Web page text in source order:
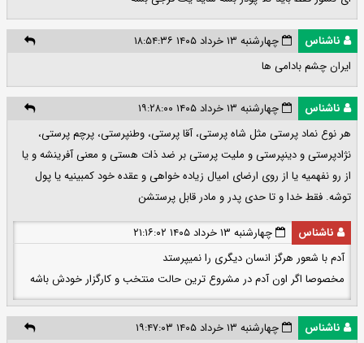
ناشناس
چهارشنبه ۱۳ خرداد ۱۴۰۵ ۱۸:۵۴:۳۶
ایران چشم بادامی ها
ناشناس
چهارشنبه ۱۳ خرداد ۱۴۰۵ ۱۹:۲۸:۰۰
هر نوع نماد پرستی مثل شاه پرستی، آقا پرستی، وطنپرستی، پرچم پرستی،
نژادپرستی و دینپرستی و ملیت پرستی بر ضد ذات هستی و معنی آفرینشه و یا
از رو نفهمیه یا از روی ارضای امیال زیاده خواهی و عقده خود کمبینیه یا پول
توشه. فقط خدا و تا حدی پدر و مادر قابل پرستشن
ناشناس
چهارشنبه ۱۳ خرداد ۱۴۰۵ ۲۱:۱۶:۰۲
آدم با شعور هرگز انسان دیگری را نمیپرستد
مخصوصا اگر اون آدم در مشروع ترین حالت منتخب و کارگزار خودش باشه
ناشناس
چهارشنبه ۱۳ خرداد ۱۴۰۵ ۱۹:۴۷:۰۳